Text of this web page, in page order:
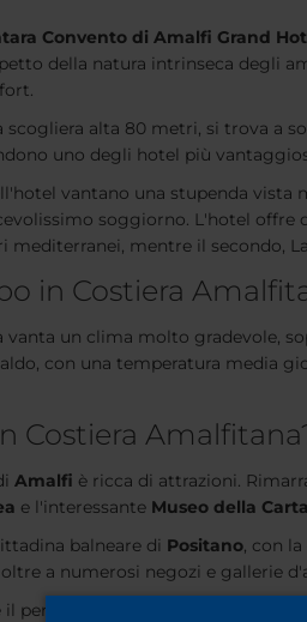
Convento di Amalfi Grand
della natura intrinseca degli
scogliera alta 80 metri, si trova a
uno degli hotel più
vantano una stupenda
soggiorno. L'hotel
mediterranei, mentre il secondo,
in Costiera
vanta un clima molto gradevole,
con una temperatura media
Costiera
Amalfi è ricca di attrazioni.
e l'interessante Museo della Carta
balneare di Positano, con la
oltre a numerosi negozi e gallerie
il percorso escursionistico più